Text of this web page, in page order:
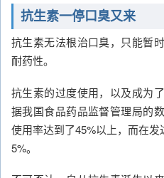
抗生素一停口臭又来
抗生素无法根治口臭，只能暂
耐药性。
抗生素的过度使用，以及成为
据我国食品药品监督管理局的
使用率达到了45%以上，而在
5%。